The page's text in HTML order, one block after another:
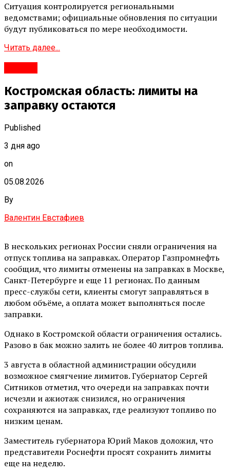
Ситуация контролируется региональными
ведомствами; официальные обновления по ситуации
будут публиковаться по мере необходимости.
Читать далее...
Костромская область: лимиты на
заправку остаются
Published
3 дня ago
on
05.08.2026
By
Валентин Евстафиев
В нескольких регионах России сняли ограничения на
отпуск топлива на заправках. Оператор Газпромнефть
сообщил, что лимиты отменены на заправках в Москве,
Санкт-Петербурге и еще 11 регионах. По данным
пресс-службы сети, клиенты смогут заправляться в
любом объёме, а оплата может выполняться после
заправки.
Однако в Костромской области ограничения остались.
Разово в бак можно залить не более 40 литров топлива.
3 августа в областной администрации обсудили
возможное смягчение лимитов. Губернатор Сергей
Ситников отметил, что очереди на заправках почти
исчезли и ажиотаж снизился, но ограничения
сохраняются на заправках, где реализуют топливо по
низким ценам.
Заместитель губернатора Юрий Маков доложил, что
представители Роснефти просят сохранить лимиты
еще на неделю.